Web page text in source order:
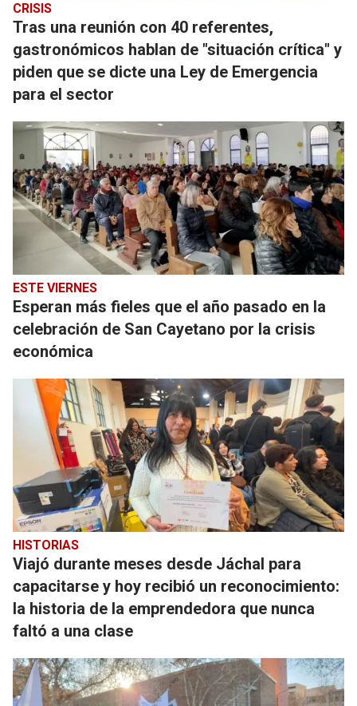
CRISIS
Tras una reunión con 40 referentes,
gastronómicos hablan de "situación crítica" y
piden que se dicte una Ley de Emergencia
para el sector
ESTE VIERNES
Esperan más fieles que el año pasado en la
celebración de San Cayetano por la crisis
económica
HISTORIAS
Viajó durante meses desde Jáchal para
capacitarse y hoy recibió un reconocimiento:
la historia de la emprendedora que nunca
faltó a una clase